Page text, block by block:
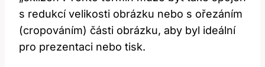
s redukcí velikosti obrázku nebo s ořezáním
(cropováním) části obrázku, aby byl ideální
pro prezentaci nebo tisk.